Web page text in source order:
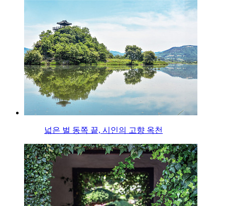
넓은 벌 동쪽 끝, 시인의 고향 옥천